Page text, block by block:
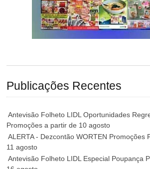
Publicações Recentes
Antevisão Folheto LIDL Oportunidades
Promoções a partir de 10 agosto
ALERTA - Dezcontão WORTEN Promoções
11 agosto
Antevisão Folheto LIDL Especial Poupança